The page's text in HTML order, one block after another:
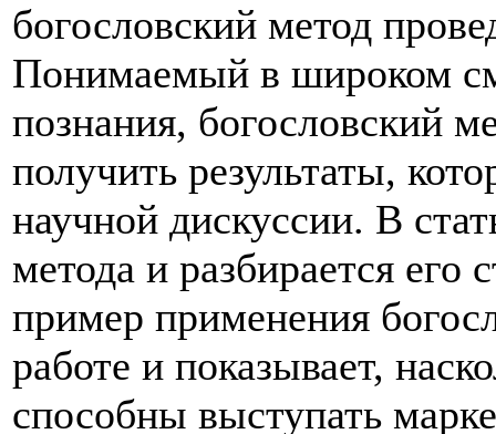
богословский метод
Понимаемый в широком
познания, богословский
получить результаты,
научной дискуссии. В
метода и разбирается его
пример применения
работе и показывает,
способны выступать